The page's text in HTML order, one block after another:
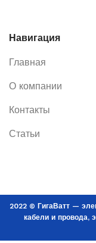
Навигация
Главная
О компании
Контакты
Статьи
2022 © ГигаВатт —
кабели и провода,